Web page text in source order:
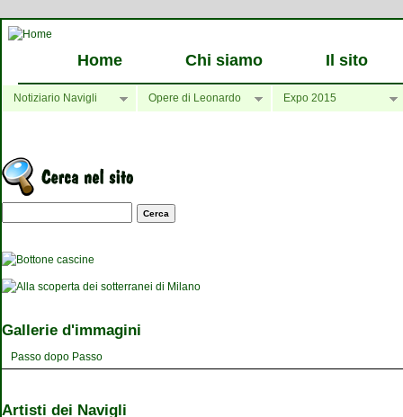
Home Chi siamo Il sito
Notiziario Navigli Opere di Leonardo Expo 2015
Maschera di ricerca
Gallerie d'immagini
Passo dopo Passo
Artisti dei Navigli